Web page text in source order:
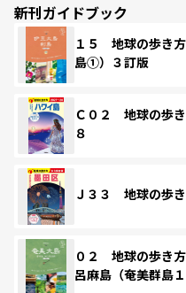
新刊ガイドブック
１５ 地球の歩き
島①）３訂版
Ｃ０２ 地球の歩
８
Ｊ３３ 地球の歩
０２ 地球の歩
呂麻島（奄美群島